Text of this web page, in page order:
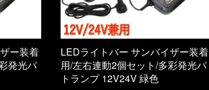
ー装着
発光パ
LEDライトバー サンバイザー装着
用/左右連動2個セット/多彩発光パ
トランプ 12V24V 緑色